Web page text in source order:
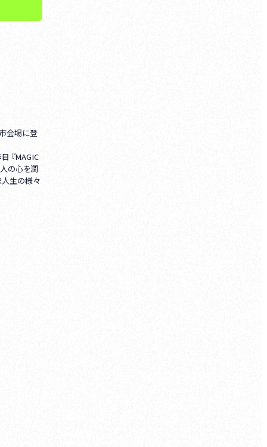
会場に登
『MAGIC
の心を潤
人生の様々